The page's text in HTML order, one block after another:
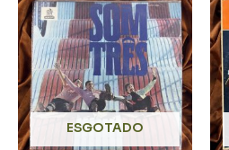
ESGOTADO